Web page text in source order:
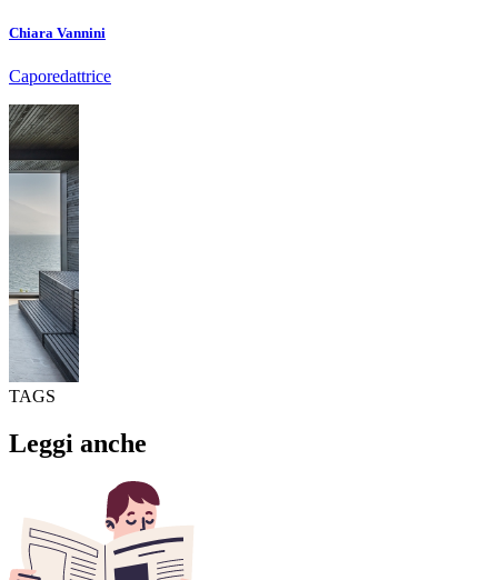
Chiara Vannini
Caporedattrice
TAGS
Leggi anche